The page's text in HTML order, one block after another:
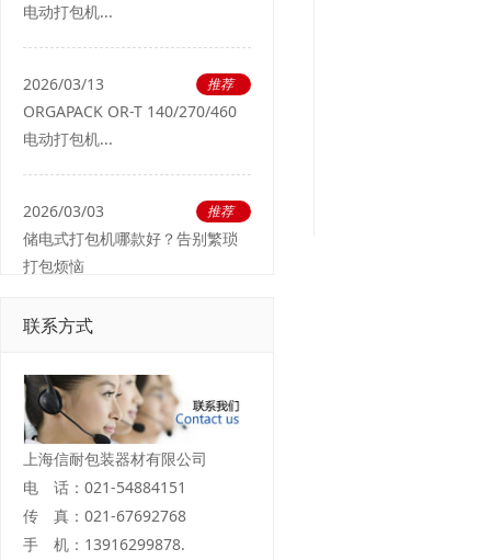
电动打包机...
推荐
2026/03/13
ORGAPACK OR-T 140/270/460
电动打包机...
推荐
2026/03/03
储电式打包机哪款好？告别繁琐
打包烦恼
联系方式
上海信耐包装器材有限公司
电 话：021-54884151
传 真：021-67692768
手 机：13916299878.